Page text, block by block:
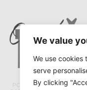
We value
We use cookies
serve
By clicking
PORTAL TRACARA.COM